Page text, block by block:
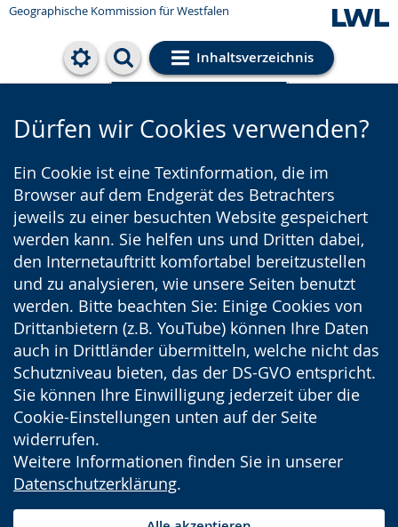
Geographische Kommission für Westfalen
Inhaltsverzeichnis
Cookie-Einstellungen
Dürfen wir Cookies verwenden?
Ein Cookie ist eine Textinformation, die im
Browser auf dem Endgerät des Betrachters
jeweils zu einer besuchten Website gespeichert
werden kann. Sie helfen uns und Dritten dabei,
den Internetauftritt komfortabel bereitzustellen
und zu analysieren, wie unsere Seiten benutzt
werden. Bitte beachten Sie: Einige Cookies von
Drittanbietern (z.B. YouTube) können Ihre Daten
auch in Drittländer übermitteln, welche nicht das
Schutzniveau bieten, das der DS-GVO entspricht.
Sie können Ihre Einwilligung jederzeit über die
Cookie-Einstellungen unten auf der Seite
widerrufen.
Weitere Informationen finden Sie in unserer
Datenschutzerklärung.